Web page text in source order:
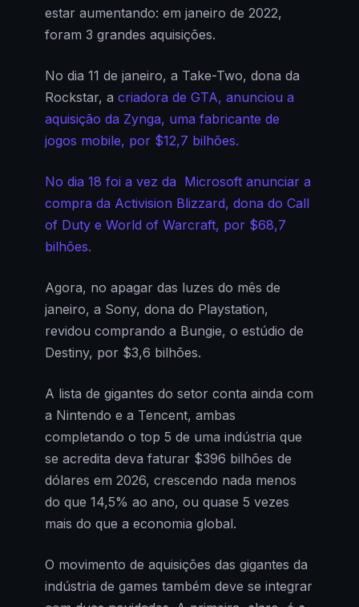
estar aumentando: em janeiro de 2022,
foram 3 grandes aquisições.
No dia 11 de janeiro, a Take-Two, dona da
Rockstar, a criadora de GTA, anunciou a
aquisição da Zynga, uma fabricante de
jogos mobile, por $12,7 bilhões.
No dia 18 foi a vez da Microsoft anunciar a
compra da Activision Blizzard, dona do Call
of Duty e World of Warcraft, por $68,7
bilhões.
Agora, no apagar das luzes do mês de
janeiro, a Sony, dona do Playstation,
revidou comprando a Bungie, o estúdio de
Destiny, por $3,6 bilhões.
A lista de gigantes do setor conta ainda com
a Nintendo e a Tencent, ambas
completando o top 5 de uma indústria que
se acredita deva faturar $396 bilhões de
dólares em 2026, crescendo nada menos
do que 14,5% ao ano, ou quase 5 vezes
mais do que a economia global.
O movimento de aquisições das gigantes da
indústria de games também deve se integrar